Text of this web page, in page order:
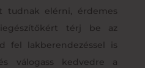
tudnak elérni, érdemes
térj be az
fel lakberendezéssel is
válogass kedvedre a